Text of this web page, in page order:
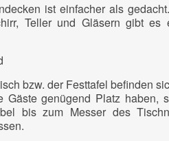
ist einfacher als
Teller und Gläsern gibt es
bzw. der Festtafel befinden
Gäste genügend Platz haben,
bis zum Messer des